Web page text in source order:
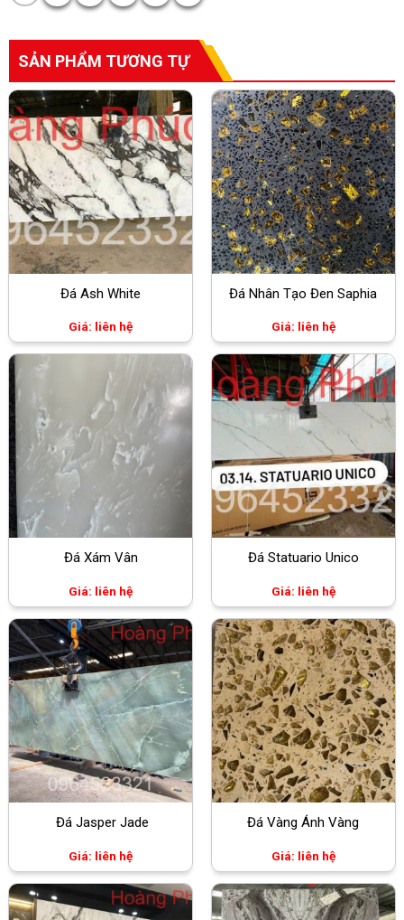
SẢN PHẨM TƯƠNG TỰ
Đá Ash White
Giá: liên hệ
Đá Nhân Tạo Đen Saphia
Giá: liên hệ
Đá Xám Vân
Giá: liên hệ
Đá Statuario Unico
Giá: liên hệ
Đá Jasper Jade
Giá: liên hệ
Đá Vàng Ánh Vàng
Giá: liên hệ